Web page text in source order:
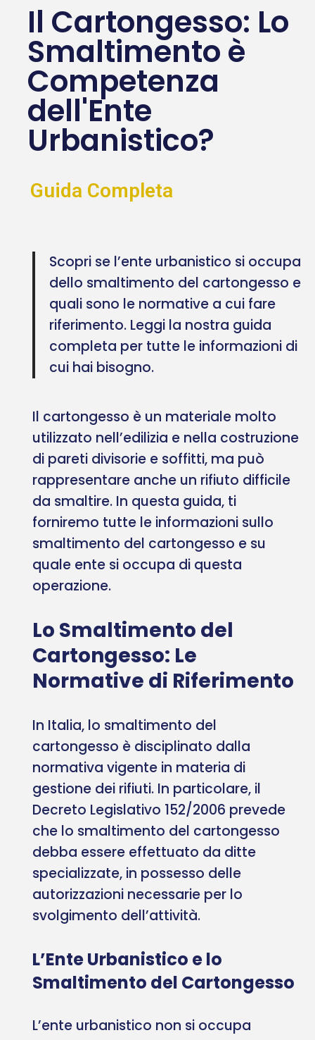
Il Cartongesso: Lo
Smaltimento è
Competenza
dell'Ente
Urbanistico?
Guida Completa
Scopri se l’ente urbanistico si occupa
dello smaltimento del cartongesso e
quali sono le normative a cui fare
riferimento. Leggi la nostra guida
completa per tutte le informazioni di
cui hai bisogno.
Il cartongesso è un materiale molto
utilizzato nell’edilizia e nella costruzione
di pareti divisorie e soffitti, ma può
rappresentare anche un rifiuto difficile
da smaltire. In questa guida, ti
forniremo tutte le informazioni sullo
smaltimento del cartongesso e su
quale ente si occupa di questa
operazione.
Lo Smaltimento del
Cartongesso: Le
Normative di Riferimento
In Italia, lo smaltimento del
cartongesso è disciplinato dalla
normativa vigente in materia di
gestione dei rifiuti. In particolare, il
Decreto Legislativo 152/2006 prevede
che lo smaltimento del cartongesso
debba essere effettuato da ditte
specializzate, in possesso delle
autorizzazioni necessarie per lo
svolgimento dell’attività.
L’Ente Urbanistico e lo
Smaltimento del Cartongesso
L’ente urbanistico non si occupa